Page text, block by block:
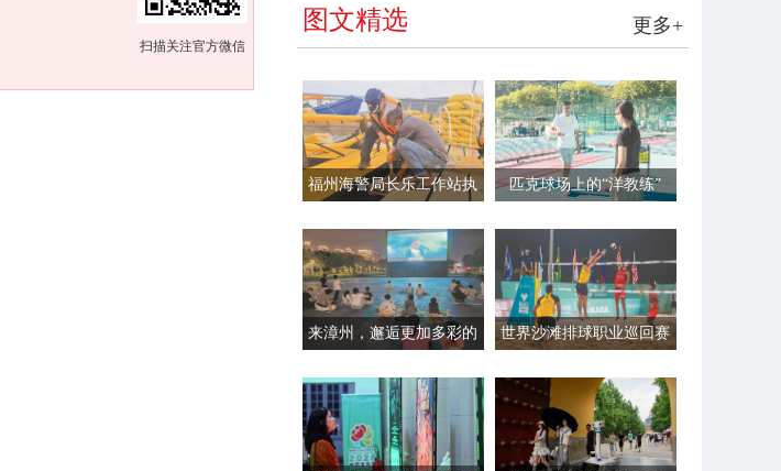
扫描关注官方微信
更多+
图文精选
福州海警局长乐工作站执
匹克球场上的“洋教练”
来漳州，邂逅更加多彩的
世界沙滩排球职业巡回赛